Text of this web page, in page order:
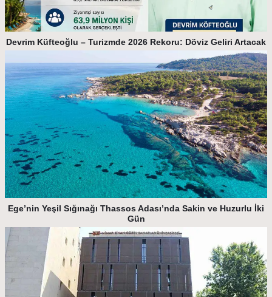
Devrim Küfteoğlu – Turizmde 2026 Rekoru: Döviz Geliri Artacak
Ege’nin Yeşil Sığınağı Thassos Adası’nda Sakin ve Huzurlu İki
Gün